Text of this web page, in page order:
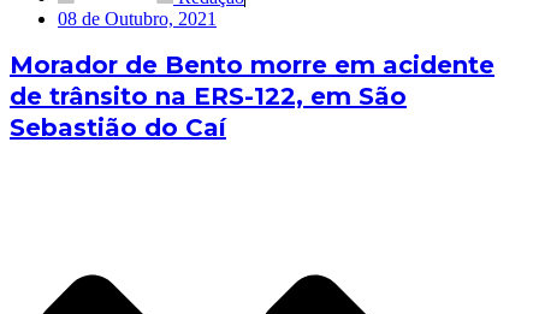
08 de Outubro, 2021
Morador de Bento morre em acidente
de trânsito na ERS-122, em São
Sebastião do Caí